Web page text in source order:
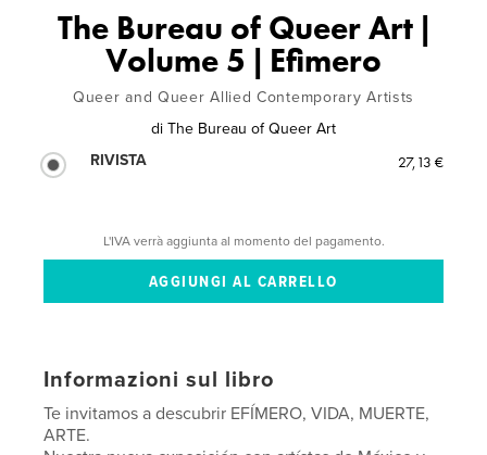
The Bureau of Queer Art |
Volume 5 | Efimero
Queer and Queer Allied Contemporary Artists
di The Bureau of Queer Art
RIVISTA
27,13 €
L'IVA verrà aggiunta al momento del pagamento.
Informazioni sul libro
Te invitamos a descubrir EFÍMERO, VIDA, MUERTE,
ARTE.